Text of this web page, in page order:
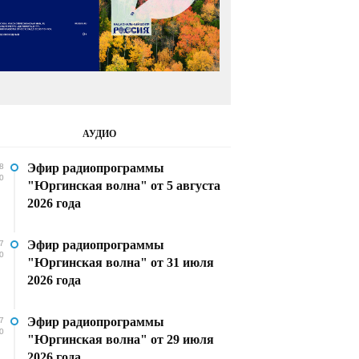
АУДИО
Эфир радиопрограммы
"Юргинская волна" от 5 августа
2026 года
Эфир радиопрограммы
"Юргинская волна" от 31 июля
2026 года
Эфир радиопрограммы
"Юргинская волна" от 29 июля